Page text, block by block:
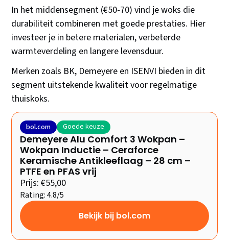
In het middensegment (€50-70) vind je woks die
durabiliteit combineren met goede prestaties. Hier
investeer je in betere materialen, verbeterde
warmteverdeling en langere levensduur.
Merken zoals BK, Demeyere en ISENVI bieden in dit
segment uitstekende kwaliteit voor regelmatige
thuiskoks.
bol.com Goede keuze
Demeyere Alu Comfort 3 Wokpan –
Wokpan Inductie – Ceraforce
Keramische Antikleeflaag – 28 cm –
PTFE en PFAS vrij
Prijs: €55,00
Rating: 4.8/5
Bekijk bij bol.com